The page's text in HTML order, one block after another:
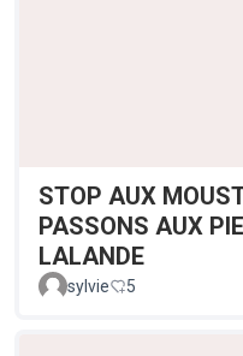
STOP AUX
PASSONS AUX
LALANDE
sylvie 5